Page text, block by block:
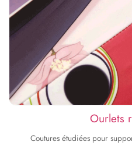
Ourlets
Coutures étudiées pour